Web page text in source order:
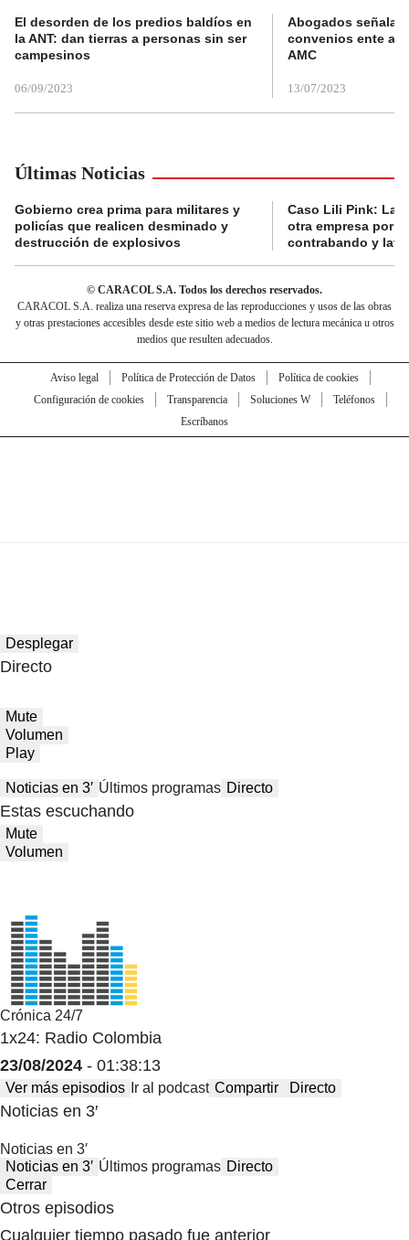
El desorden de los predios baldíos en
la ANT: dan tierras a personas sin ser
campesinos
06/09/2023
Abogados
convenios ente
AMC
13/07/2023
Últimas Noticias
Gobierno crea prima para militares y
policías que realicen desminado y
destrucción de explosivos
Caso Lili Pink: La
otra empresa por
contrabando y
© CARACOL S.A. Todos los derechos reservados.
CARACOL S.A. realiza una reserva expresa de las reproducciones y usos de las obras
y otras prestaciones accesibles desde este sitio web a medios de lectura mecánica u otros
medios que resulten adecuados.
Aviso legal Política de Protección de Datos
Política de cookies
Configuración de cookies
Transparencia Soluciones W
Teléfonos
Escríbanos
Desplegar
Directo
Mute
Volumen
Play
Noticias en 3′ Últimos programas Directo
Estas escuchando
Mute
Volumen
Crónica 24/7
1x24: Radio Colombia
23/08/2024 - 01:38:13
Ver más episodios Ir al podcast Compartir Directo
Noticias en 3′
Noticias en 3′
Noticias en 3′ Últimos programas Directo
Cerrar
Otros episodios
Cualquier tiempo pasado fue anterior